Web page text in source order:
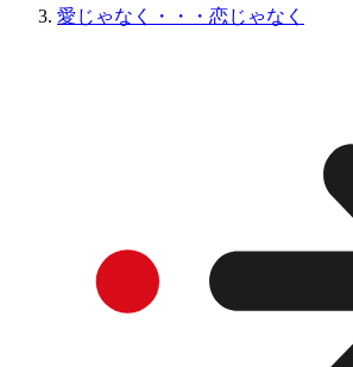
愛じゃなく・・・恋じゃなく